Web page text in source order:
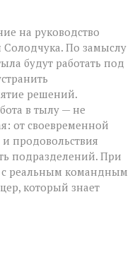
на руководство
По замыслу
будут работать под
решений.
в тылу — не
от своевременной
продовольствия
подразделений. При
с реальным командным
который знает